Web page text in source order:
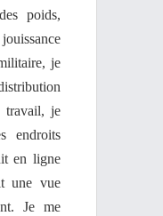
poids,
je
travail, je
endroits
en ligne
une vue
Je me